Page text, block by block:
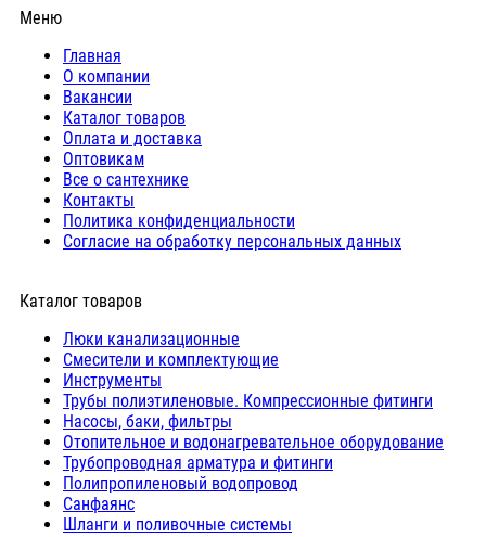
Меню
Главная
О компании
Вакансии
Каталог товаров
Оплата и доставка
Оптовикам
Все о сантехнике
Контакты
Политика конфиденциальности
Согласие на обработку персональных данных
Каталог товаров
Люки канализационные
Cмесители и комплектующие
Инструменты
Трубы полиэтиленовые. Компрессионные фитинги
Насосы, баки, фильтры
Отопительное и водонагревательное оборудование
Трубопроводная арматура и фитинги
Полипропиленовый водопровод
Санфаянс
Шланги и поливочные системы